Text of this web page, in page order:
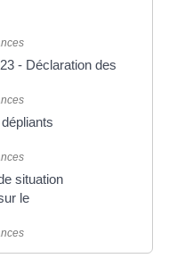
- Déclaration des
situation
le